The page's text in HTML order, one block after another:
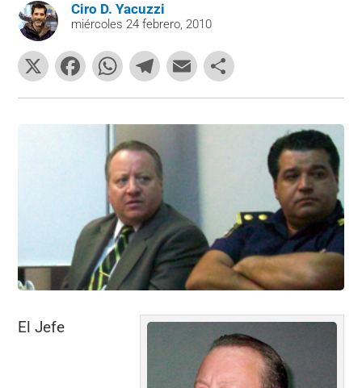
Ciro D. Yacuzzi
miércoles 24 febrero, 2010
X
F
a
c
o
k
W
h
at
s
A
p
p
T
el
e
a
m
E
m
ai
o
m
El Jefe